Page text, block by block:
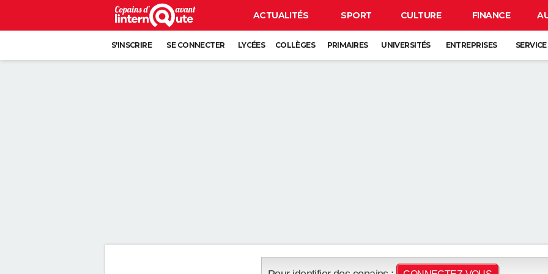
ACTUALITÉS SPORT CULTURE FINANCE
S'INSCRIRE SE CONNECTER LYCÉES COLLÈGES PRIMAIRES UNIVERSITÉS ENTREPRISES